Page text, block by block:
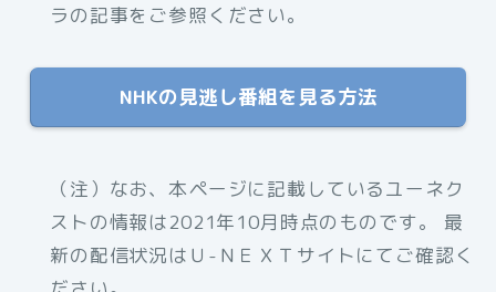
ラの記事をご参照ください。
NHKの見逃し番組を見る方法
（注）なお、本ページに記載しているユーネク
ストの情報は2021年10月時点のものです。 最
新の配信状況はＵ-ＮＥＸＴサイトにてご確認く